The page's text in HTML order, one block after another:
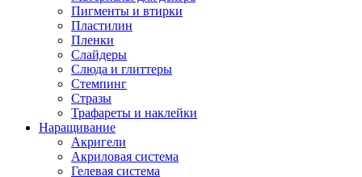
Пигменты и втирки
Пластилин
Пленки
Слайдеры
Слюда и глиттеры
Стемпинг
Стразы
Трафареты и наклейки
Наращивание
Акригели
Акриловая система
Гелевая система